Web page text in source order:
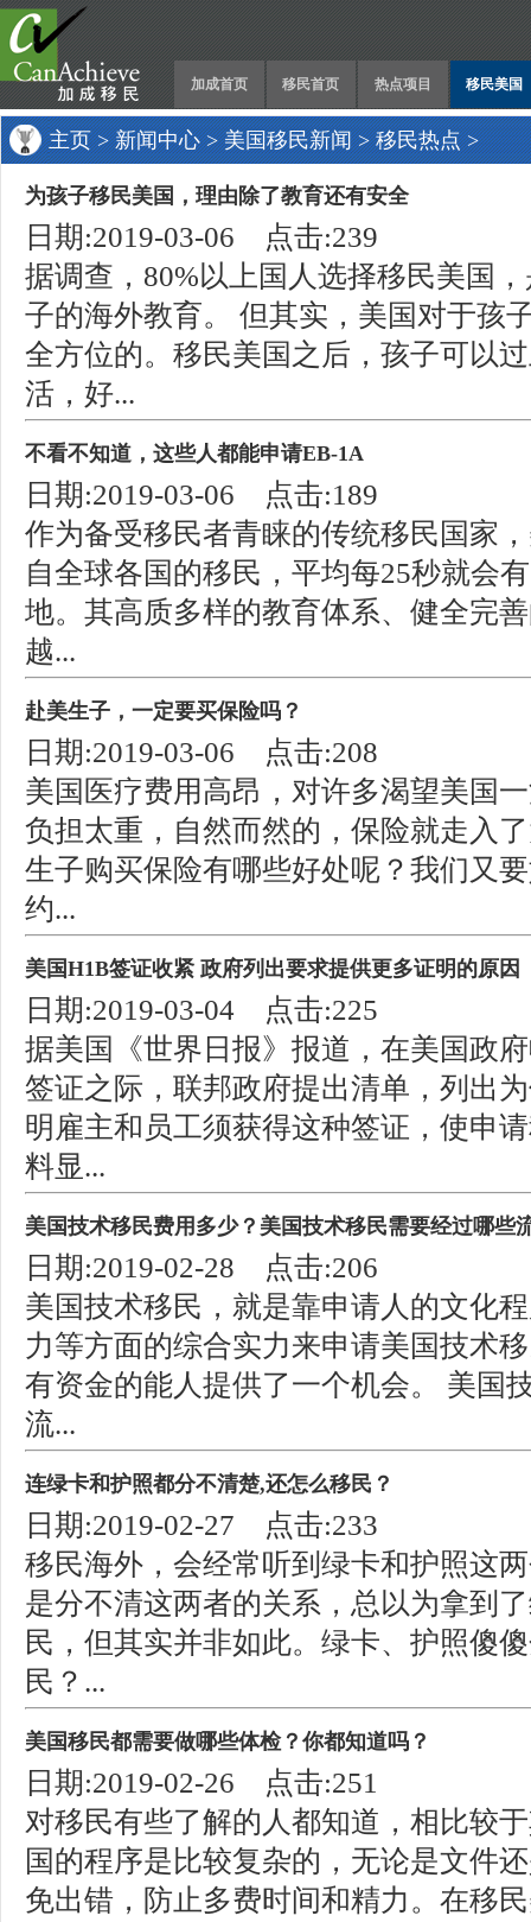
加成首页 移民首页 热点项目 移民美国
主页>新闻中心>美国移民新闻>移民热点>
为孩子移民美国，理由除了教育还有安全
日期:2019-03-06 点击:239
据调查，80%以上国人选择移民美国
子的海外教育。 但其实，美国对于孩
全方位的。移民美国之后，孩子可以
活，好...
不看不知道，这些人都能申请EB-1A
日期:2019-03-06 点击:189
作为备受移民者青睐的传统移民国家
自全球各国的移民，平均每25秒就会
地。其高质多样的教育体系、健全完
越...
赴美生子，一定要买保险吗？
日期:2019-03-06 点击:208
美国医疗费用高昂，对许多渴望美国
负担太重，自然而然的，保险就走入
生子购买保险有哪些好处呢？我们又
约...
美国H1B签证收紧 政府列出要求提供更多证明的原因
日期:2019-03-04 点击:225
据美国《世界日报》报道，在美国政
签证之际，联邦政府提出清单，列出
明雇主和员工须获得这种签证，使申
料显...
美国技术移民费用多少？美国技术移民需要经过哪些
日期:2019-02-28 点击:206
美国技术移民，就是靠申请人的文化
力等方面的综合实力来申请美国技术
有资金的能人提供了一个机会。 美国
流...
连绿卡和护照都分不清楚,还怎么移民？
日期:2019-02-27 点击:233
移民海外，会经常听到绿卡和护照这
是分不清这两者的关系，总以为拿到
民，但其实并非如此。绿卡、护照傻
民？...
美国移民都需要做哪些体检？你都知道吗？
日期:2019-02-26 点击:251
对移民有些了解的人都知道，相比较
国的程序是比较复杂的，无论是文件
免出错，防止多费时间和精力。在移